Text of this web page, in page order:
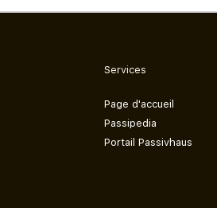
Services
Page d'accueil
Passipedia
Portail Passivhaus